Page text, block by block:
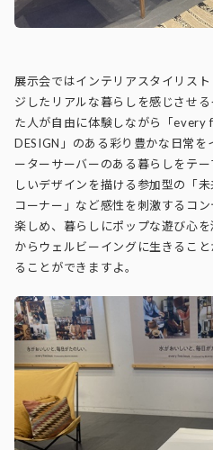
展示会ではインテリアスタイリス
ジしたリアルな暮らしを感じさせ
た人が自由に体験しながら「
DESIGN」のある彩り豊かな日常
ーターサーバーのある暮らしをテ
しいデザインを描ける参加型の「
コーナー」など感性を刺激するコ
楽しめ、暮らしにポップな遊び心
からウェルビーイングに生きるこ
ることができますよ。